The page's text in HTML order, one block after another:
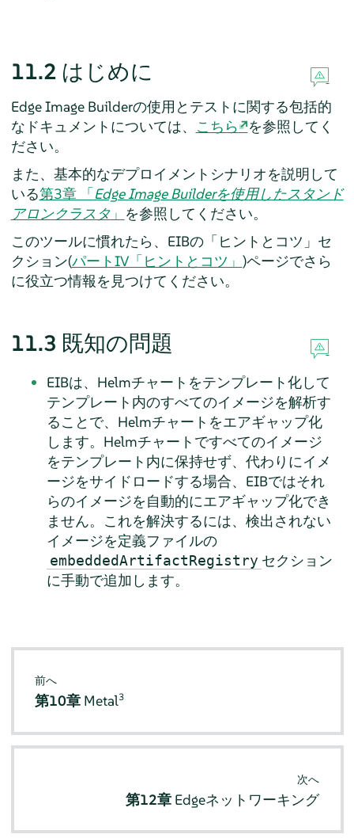
11.2 はじめに
Edge Image Builderの使用とテストに関する包括的
なドキュメントについては、
こちら
を参照してく
ださい。
また、基本的なデプロイメントシナリオを説明して
いる第3章 「Edge Image Builderを使用したスタンド
アロンクラスタ」 を参照してください。
このツールに慣れたら、EIBの「ヒントとコツ」セ
クション(パートIV「ヒントとコツ」 )ページでさら
に役立つ情報を見つけてください。
11.3 既知の問題
EIBは、Helmチャートをテンプレート化して
テンプレート内のすべてのイメージを解析す
ることで、Helmチャートをエアギャップ化
します。Helmチャートですべてのイメージ
をテンプレート内に保持せず、代わりにイメ
ージをサイドロードする場合、EIBではそれ
らのイメージを自動的にエアギャップ化でき
ません。これを解決するには、検出されない
イメージを定義ファイルの
embeddedArtifactRegistry セクション
に手動で追加します。
前へ
第10章 Metal3
次へ
第12章 Edgeネットワーキング